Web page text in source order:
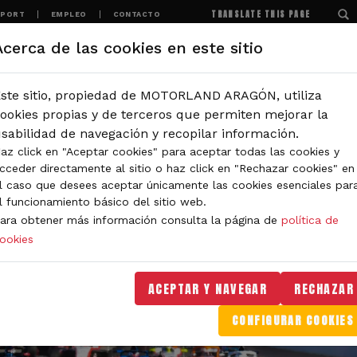
EMPLEO CONTACTO TRANSLATE THIS PAGE
de las cookies en este sitio
sitio, propiedad de MOTORLAND ARAGÓN, utiliza
propias y de terceros que permiten mejorar la
de navegación y recopilar información.
click en "Aceptar cookies" para aceptar todas las cookies y
directamente al sitio o haz click en "Rechazar cookies" en
caso que desees aceptar únicamente las cookies esenciales
funcionamiento básico del sitio web.
obtener más información consulta la página de política de
ACEPTAR Y NAVEGAR RECHAZAR
CONFIGURAR COOKIES